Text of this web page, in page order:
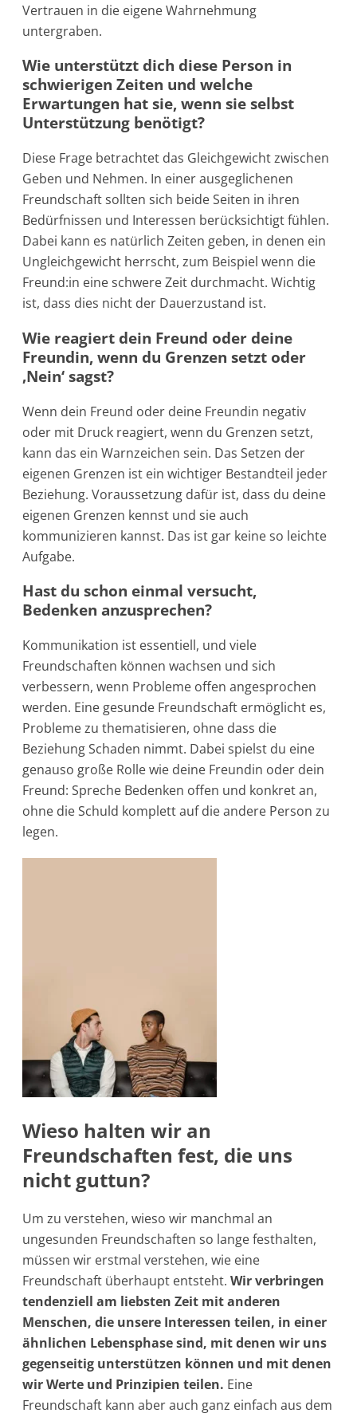
Vertrauen in die eigene Wahrnehmung
untergraben.
Wie unterstützt dich diese Person in
schwierigen Zeiten und welche
Erwartungen hat sie, wenn sie selbst
Unterstützung benötigt?
Diese Frage betrachtet das Gleichgewicht zwischen
Geben und Nehmen. In einer ausgeglichenen
Freundschaft sollten sich beide Seiten in ihren
Bedürfnissen und Interessen berücksichtigt fühlen.
Dabei kann es natürlich Zeiten geben, in denen ein
Ungleichgewicht herrscht, zum Beispiel wenn die
Freund:in eine schwere Zeit durchmacht. Wichtig
ist, dass dies nicht der Dauerzustand ist.
Wie reagiert dein Freund oder deine
Freundin, wenn du Grenzen setzt oder
‚Nein‘ sagst?
Wenn dein Freund oder deine Freundin negativ
oder mit Druck reagiert, wenn du Grenzen setzt,
kann das ein Warnzeichen sein. Das Setzen der
eigenen Grenzen ist ein wichtiger Bestandteil jeder
Beziehung. Voraussetzung dafür ist, dass du deine
eigenen Grenzen kennst und sie auch
kommunizieren kannst. Das ist gar keine so leichte
Aufgabe.
Hast du schon einmal versucht,
Bedenken anzusprechen?
Kommunikation ist essentiell, und viele
Freundschaften können wachsen und sich
verbessern, wenn Probleme offen angesprochen
werden. Eine gesunde Freundschaft ermöglicht es,
Probleme zu thematisieren, ohne dass die
Beziehung Schaden nimmt. Dabei spielst du eine
genauso große Rolle wie deine Freundin oder dein
Freund: Spreche Bedenken offen und konkret an,
ohne die Schuld komplett auf die andere Person zu
legen.
Wieso halten wir an
Freundschaften fest, die uns
nicht guttun?
Um zu verstehen, wieso wir manchmal an
ungesunden Freundschaften so lange festhalten,
müssen wir erstmal verstehen, wie eine
Freundschaft überhaupt entsteht. Wir verbringen
tendenziell am liebsten Zeit mit anderen
Menschen, die unsere Interessen teilen, in einer
ähnlichen Lebensphase sind, mit denen wir uns
gegenseitig unterstützen können und mit denen
wir Werte und Prinzipien teilen. Eine
Freundschaft kann aber auch ganz einfach aus dem